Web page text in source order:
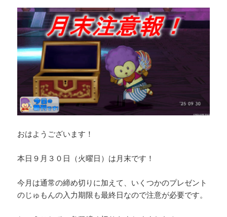
おはようございます！
本日９月３０日（火曜日）は月末です！
今月は通常の締め切りに加えて、いくつかのプレゼント
のじゅもんの入力期限も最終日なので注意が必要です。